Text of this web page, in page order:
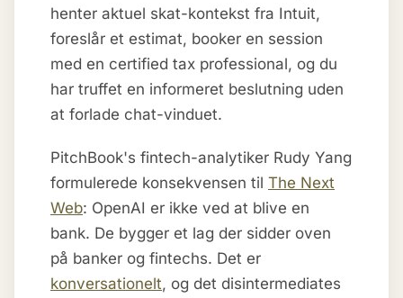
henter aktuel skat-kontekst fra Intuit,
foreslår et estimat, booker en session
med en certified tax professional, og du
har truffet en informeret beslutning uden
at forlade chat-vinduet.
PitchBook's fintech-analytiker Rudy Yang
formulerede konsekvensen til The Next
Web: OpenAI er ikke ved at blive en
bank. De bygger et lag der sidder oven
på banker og fintechs. Det er
konversationelt, og det disintermediates